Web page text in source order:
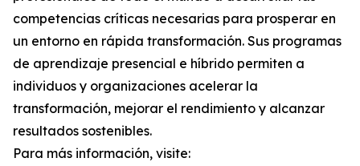
competencias críticas necesarias para prosperar en
un entorno en rápida transformación. Sus programas
de aprendizaje presencial e híbrido permiten a
individuos y organizaciones acelerar la
transformación, mejorar el rendimiento y alcanzar
resultados sostenibles.
Para más información, visite: